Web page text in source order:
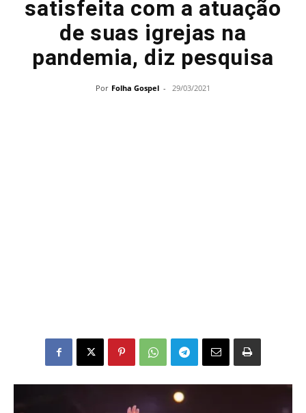
satisfeita com a atuação
de suas igrejas na
pandemia, diz pesquisa
Por Folha Gospel - 29/03/2021